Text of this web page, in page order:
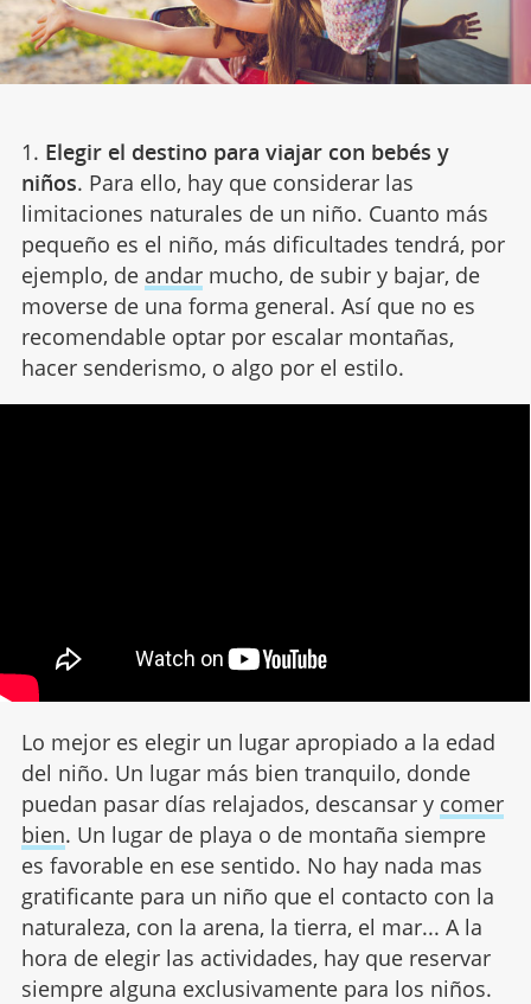
1. Elegir el destino para viajar con bebés y
niños. Para ello, hay que considerar las
limitaciones naturales de un niño. Cuanto más
pequeño es el niño, más dificultades tendrá, por
ejemplo, de andarmucho, de subir y bajar, de
moverse de una forma general. Así que no es
recomendable optar por escalar montañas,
hacer senderismo, o algo por el estilo.
Lo mejor es elegir un lugar apropiado a la edad
del niño. Un lugar más bien tranquilo, donde
puedan pasar días relajados, descansar y comer
bien. Un lugar de playa o de montaña siempre
es favorable en ese sentido. No hay nada mas
gratificante para un niño que el contacto con la
naturaleza, con la arena, la tierra, el mar... A la
hora de elegir las actividades, hay que reservar
siempre alguna exclusivamente para los niños.